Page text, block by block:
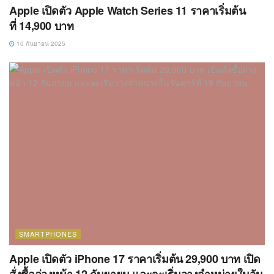
Apple เปิดตัว Apple Watch Series 11 ราคาเริ่มต้น
ที่ 14,900 บาท
10 กันยายน 2025
SMARTPHONES
Apple เปิดตัว iPhone 17 ราคาเริ่มต้น 29,900 บาท เปิด